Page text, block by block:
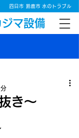
マ設備
四日市 鈴鹿市 水のトラブル
き～